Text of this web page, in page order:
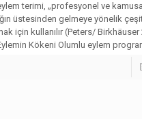
terimi, „profesyonel ve
üstesinden gelmeye yönelik
için kullanılır (Peters/ Birkhäuser
Kökeni Olumlu eylem